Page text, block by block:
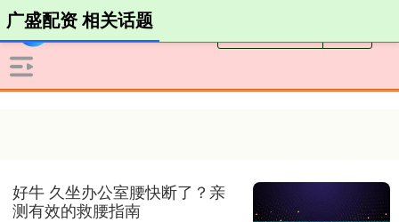
广盛配资 相关话题
好牛 久坐办公室腰快断了？亲
测有效的救腰指南